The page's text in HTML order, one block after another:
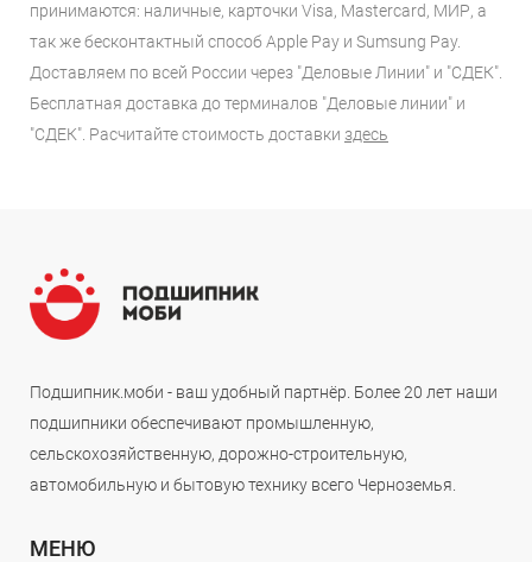
принимаются: наличные, карточки Visa, Mastercard, МИР, а
так же бесконтактный способ Apple Pay и Sumsung Pay.
Доставляем по всей России через "Деловые Линии" и "СДЕК".
Бесплатная доставка до терминалов "Деловые линии" и
"СДЕК". Расчитайте стоимость доставки здесь
Подшипник.моби - ваш удобный партнёр. Более 20 лет наши
подшипники обеспечивают промышленную,
сельскохозяйственную, дорожно-строительную,
автомобильную и бытовую технику всего Черноземья.
МЕНЮ